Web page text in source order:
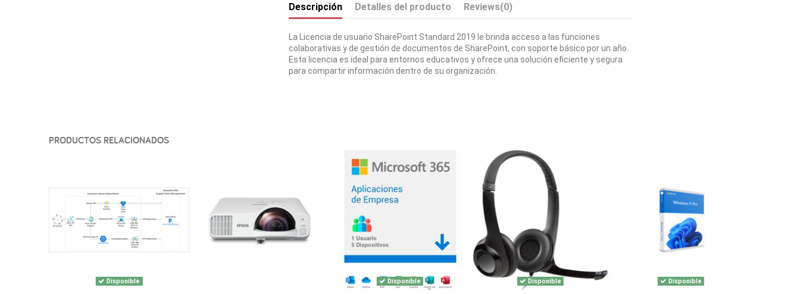
Descripción Detalles del producto Reviews(0)
La Licencia de usuario SharePoint Standard 2019 le brinda acceso a las funciones
colaborativas y de gestión de documentos de SharePoint, con soporte básico por un año.
Esta licencia es ideal para entornos educativos y ofrece una solución eficiente y segura
para compartir información dentro de su organización.
PRODUCTOS RELACIONADOS
Disponible Disponible Disponible Disponible